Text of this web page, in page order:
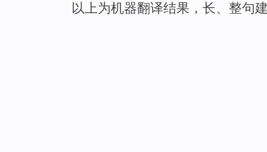
以上为机器翻译结果，长、整句